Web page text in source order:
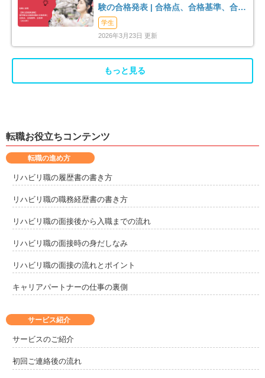
験の合格発表 | 合格点、合格基準、合格
率（2026年）
学生
2026年3月23日 更新
もっと見る
転職お役立ちコンテンツ
サービス紹介
サービスのご紹介
初回ご連絡後の流れ
転職の進め方
リハビリ職の履歴書の書き方
リハビリ職の職務経歴書の書き方
リハビリ職の面接後から入職までの流れ
リハビリ職の面接時の身だしなみ
リハビリ職の面接の流れとポイント
キャリアパートナーの仕事の裏側